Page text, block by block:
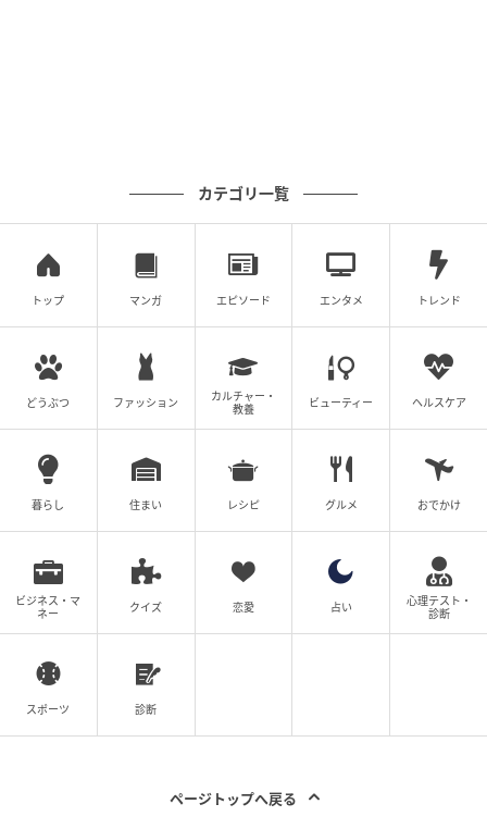
元記事で読む
【マウント義姉はお下がりNG！】資金繰りに
追われ「お金が必要」憔悴の兄#4コマ母道場
の記事をもっとみる
カテゴリ一覧
トップ マンガ エピソード エンタメ トレンド
どうぶつ ファッション
カルチャー・
教養
ビューティー ヘルスケア
暮らし 住まい レシピ グルメ おでかけ
ビジネス・マ
ネー
クイズ 恋愛 占い
心理テスト・
診断
スポーツ 診断
ページトップへ戻る